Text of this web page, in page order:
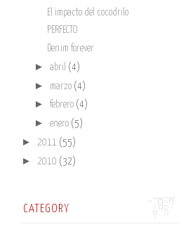
El impacto del cocodrilo
PERFECTO
Denim forever
► abril (4)
► marzo (4)
► febrero (4)
► enero (5)
► 2011 (55)
► 2010 (32)
CATEGORY